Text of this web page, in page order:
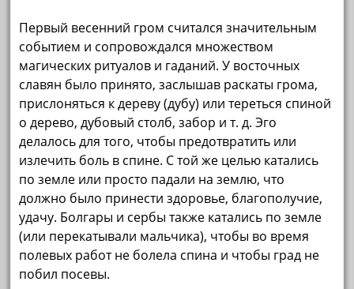
Первый весенний гром считался значительным
событием и сопровождался множеством
магических ритуалов и гаданий. У восточных
славян было принято, заслышав раскаты грома,
прислоняться к дереву (дубу) или тереться спиной
о дерево, дубовый столб, забор и т. д. Эго
делалось для того, чтобы предотвратить или
излечить боль в спине. С той же целью катались
по земле или просто падали на землю, что
должно было принести здоровье, благополучие,
удачу. Болгары и сербы также катались по земле
(или перекатывали мальчика), чтобы во время
полевых работ не болела спина и чтобы град не
побил посевы.